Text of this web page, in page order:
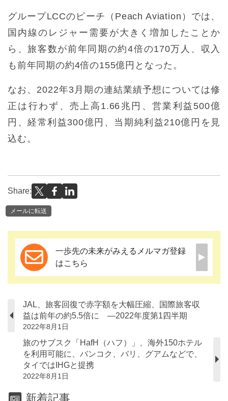
グループLCCのピーチ（Peach Aviation）では、
国内線のレジャー需要が大きく増加したことか
ら、旅客数が前年同期の約4倍の170万人、収入
も前年同期の約4倍の155億円となった。
なお、2022年3月期の連結業績予想については修
正は行わず、売上高1.66兆円、営業利益500億
円、経常利益300億円、当期純利益210億円を見
込む。
Share:
メールに転送
一歩先の未来がみえるメルマガ登録
はこちら
JAL、旅客回復で赤字額を大幅圧縮、国際旅客収
益は前年の約5.5倍に ―2022年度第1四半期
2022年8月1日
旅のサブスク「HafH（ハフ）」、海外150ホテル
を利用可能に、バンコク、バリ、グアムなどで、
タイではIHGと提携
2022年8月1日
新着記事